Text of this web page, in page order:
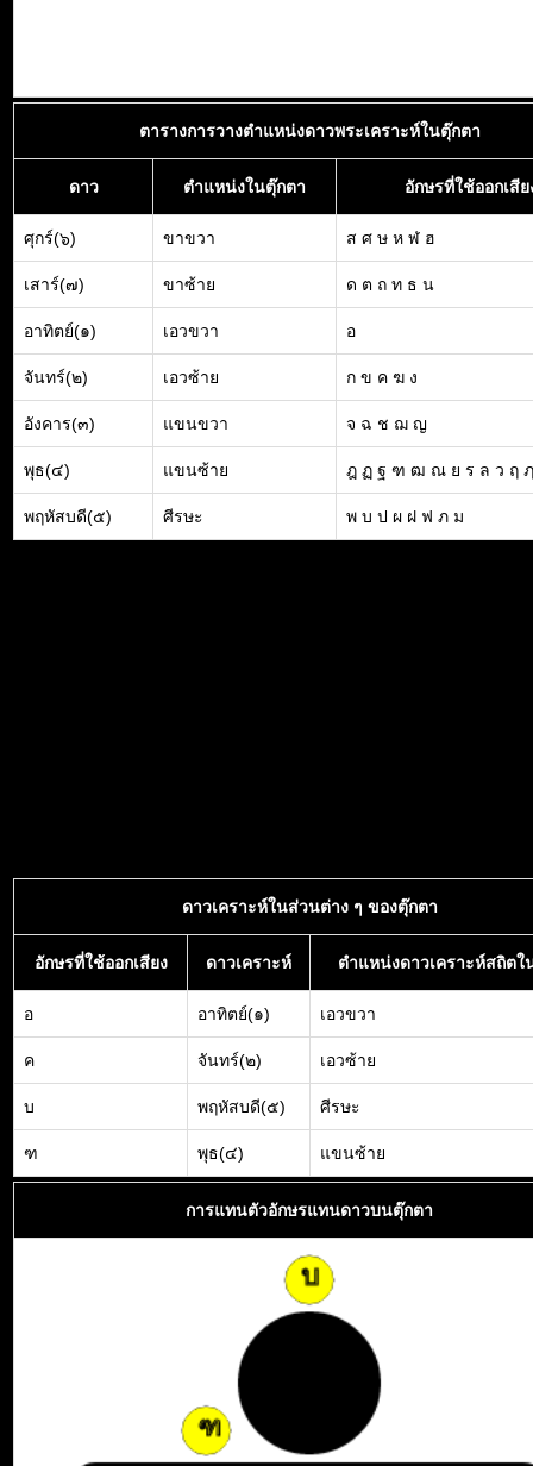
ตารางการวางตำแหน่งดาวพระเคราะห์ในตุ๊กตา
ดาว ตำแหน่งในตุ๊กตา อักษรที่ใช้ออกเสีย
ศุกร์(๖) ขาขวา ส ศ ษ ห ฬ ฮ
เสาร์(๗) ขาซ้าย ด ต ถ ท ธ น
อาทิตย์(๑) เอวขวา อ
จันทร์(๒) เอวซ้าย ก ข ค ฆ ง
อังคาร(๓) แขนขวา จ ฉ ช ฌ ญ
พุธ(๔) แขนซ้าย ฎ ฏ ฐ ฑ ฒ ณ ย ร ล ว ฤ ฦ
พฤหัสบดี(๕) ศีรษะ พ บ ป ผ ฝ ฟ ภ ม
ดาวเคราะห์ในส่วนต่าง ๆ ของตุ๊กตา
อักษรที่ใช้ออกเสียง ดาวเคราะห์ ตำแหน่งดาวเคราะห์สถิตใ
อ อาทิตย์(๑) เอวขวา
ค จันทร์(๒) เอวซ้าย
บ พฤหัสบดี(๕) ศีรษะ
ฑ พุธ(๔) แขนซ้าย
การแทนตัวอักษรแทนดาวบนตุ๊กตา